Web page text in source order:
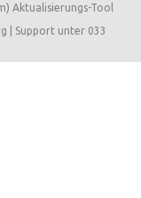
Aktualisierungs-Tool
| Support unter 033